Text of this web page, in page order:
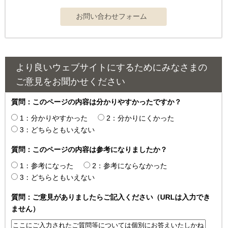
より良いウェブサイトにするためにみなさまの
ご意見をお聞かせください
質問：このページの内容は分かりやすかったですか？
1：分かりやすかった
2：分かりにくかった
3：どちらともいえない
質問：このページの内容は参考になりましたか？
1：参考になった
2：参考にならなかった
3：どちらともいえない
質問：ご意見がありましたらご記入ください（URLは入力でき
ません）